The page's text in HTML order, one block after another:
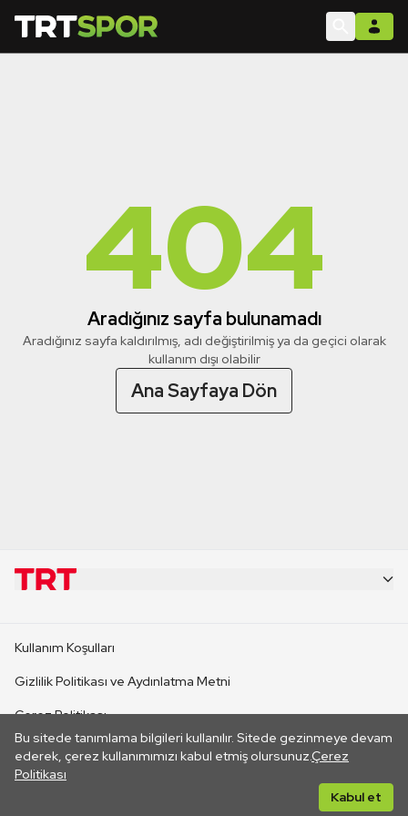
404
Aradığınız sayfa bulunamadı
Aradığınız sayfa kaldırılmış, adı değiştirilmiş ya da geçici olarak
kullanım dışı olabilir
Ana Sayfaya Dön
Bu sitede tanımlama bilgileri kullanılır. Sitede gezinmeye devam
ederek, çerez kullanımımızı kabul etmiş olursunuz.Çerez
Politikası
Kabul et
CANLI YAYINLAR
Kullanım Koşulları
Gizlilik Politikası ve Aydınlatma Metni
Çerez Politikası
İletişim
Her hakkı saklıdır. ©2026 TRT. Bağlantı yoluyla gidilen dış